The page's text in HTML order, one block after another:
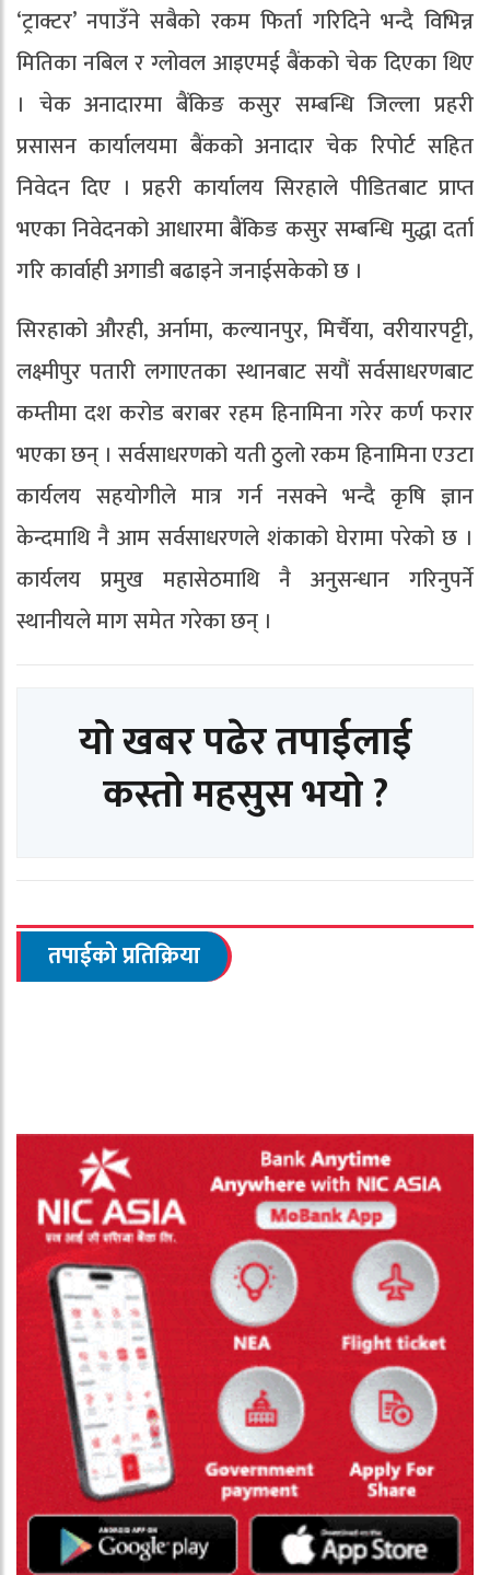
‘ट्राक्टर’ नपाउँने सबैको रकम फिर्ता गरिदिने भन्दै विभिन्न
मितिका नबिल र ग्लोवल आइएमई बैंकको चेक दिएका थिए
। चेक अनादारमा बैंकिङ कसुर सम्बन्धि जिल्ला प्रहरी
प्रसासन कार्यालयमा बैंकको अनादार चेक रिपोर्ट सहित
निवेदन दिए । प्रहरी कार्यालय सिरहाले पीडितबाट प्राप्त
भएका निवेदनको आधारमा बैंकिङ कसुर सम्बन्धि मुद्धा दर्ता
गरि कार्वाही अगाडी बढाइने जनाईसकेको छ ।
सिरहाको औरही, अर्नामा, कल्यानपुर, मिर्चैया, वरीयारपट्टी,
लक्ष्मीपुर पतारी लगाएतका स्थानबाट सयौं सर्वसाधरणबाट
कम्तीमा दश करोड बराबर रहम हिनामिना गरेर कर्ण फरार
भएका छन् । सर्वसाधरणको यती ठुलो रकम हिनामिना एउटा
कार्यलय सहयोगीले मात्र गर्न नसक्ने भन्दै कृषि ज्ञान
केन्दमाथि नै आम सर्वसाधरणले शंकाको घेरामा परेको छ ।
कार्यलय प्रमुख महासेठमाथि नै अनुसन्धान गरिनुपर्ने
स्थानीयले माग समेत गरेका छन् ।
यो खबर पढेर तपाईलाई
कस्तो महसुस भयो ?
तपाईको प्रतिक्रिया